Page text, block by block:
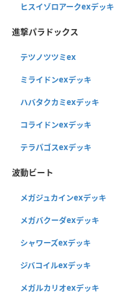
ヒスイゾロアークexデッキ
進撃パラドックス
テツノツツミex
ミライドンexデッキ
ハバタクカミexデッキ
コライドンexデッキ
テラパゴスexデッキ
波動ビート
メガジュカインexデッキ
メガバクーダexデッキ
シャワーズexデッキ
ジバコイルexデッキ
メガルカリオexデッキ